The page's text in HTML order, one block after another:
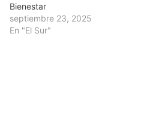
Bienestar
septiembre 23, 2025
En "El Sur"